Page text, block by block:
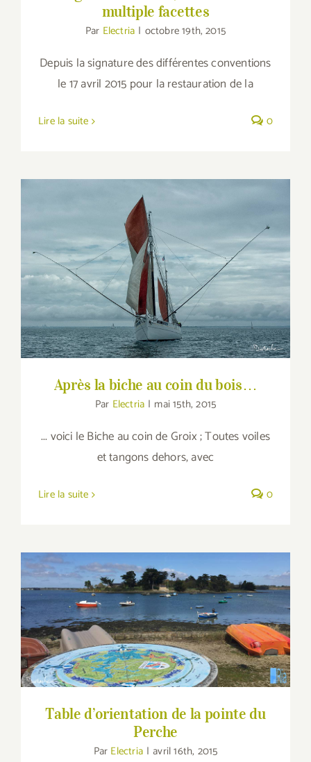
multiple facettes
Par Electria | octobre 19th, 2015
Depuis la signature des différentes conventions
le 17 avril 2015 pour la restauration de la
Lire la suite 0
Après la biche au coin du bois…
Après la biche au coin du bois…
Par Electria | mai 15th, 2015
... voici le Biche au coin de Groix ; Toutes voiles
et tangons dehors, avec
Lire la suite 0
Table d’orientation de la pointe du Perche
Table d’orientation de la pointe du
Perche
Par Electria | avril 16th, 2015